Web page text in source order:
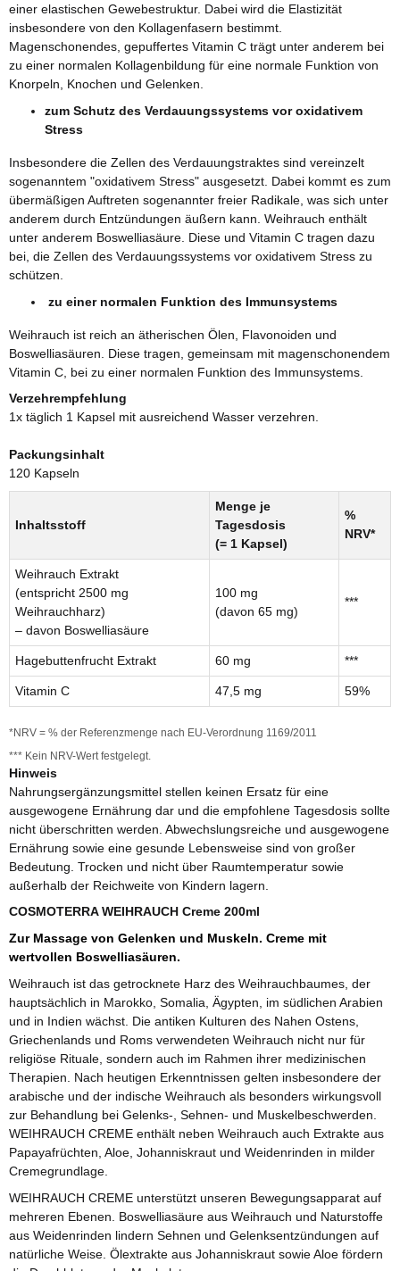
einer elastischen Gewebestruktur. Dabei wird die Elastizität
insbesondere von den Kollagenfasern bestimmt.
Magenschonendes, gepuffertes Vitamin C trägt unter anderem bei
zu einer normalen Kollagenbildung für eine normale Funktion von
Knorpeln, Knochen und Gelenken.
zum Schutz des Verdauungssystems vor oxidativem
Stress
Insbesondere die Zellen des Verdauungstraktes sind vereinzelt
sogenanntem "oxidativem Stress" ausgesetzt. Dabei kommt es zum
übermäßigen Auftreten sogenannter freier Radikale, was sich unter
anderem durch Entzündungen äußern kann. Weihrauch enthält
unter anderem Boswelliasäure. Diese und Vitamin C tragen dazu
bei, die Zellen des Verdauungssystems vor oxidativem Stress zu
schützen.
zu einer normalen Funktion des Immunsystems
Weihrauch ist reich an ätherischen Ölen, Flavonoiden und
Boswelliasäuren. Diese tragen, gemeinsam mit magenschonendem
Vitamin C, bei zu einer normalen Funktion des Immunsystems.
Verzehrempfehlung
1x täglich 1 Kapsel mit ausreichend Wasser verzehren.
Packungsinhalt
120 Kapseln
Inhaltsstoff
Menge je
Tagesdosis
(= 1 Kapsel)
%
NRV*
Weihrauch Extrakt
(entspricht 2500 mg
Weihrauchharz)
– davon Boswelliasäure
100 mg
(davon 65 mg)
***
Hagebuttenfrucht Extrakt 60 mg ***
Vitamin C 47,5 mg 59%
*NRV = % der Referenzmenge nach EU-Verordnung 1169/2011
*** Kein NRV-Wert festgelegt.
Hinweis
Nahrungsergänzungsmittel stellen keinen Ersatz für eine
ausgewogene Ernährung dar und die empfohlene Tagesdosis sollte
nicht überschritten werden. Abwechslungsreiche und ausgewogene
Ernährung sowie eine gesunde Lebensweise sind von großer
Bedeutung. Trocken und nicht über Raumtemperatur sowie
außerhalb der Reichweite von Kindern lagern.
COSMOTERRA WEIHRAUCH Creme 200ml
Zur Massage von Gelenken und Muskeln. Creme mit
wertvollen Boswelliasäuren.
Weihrauch ist das getrocknete Harz des Weihrauchbaumes, der
hauptsächlich in Marokko, Somalia, Ägypten, im südlichen Arabien
und in Indien wächst. Die antiken Kulturen des Nahen Ostens,
Griechenlands und Roms verwendeten Weihrauch nicht nur für
religiöse Rituale, sondern auch im Rahmen ihrer medizinischen
Therapien. Nach heutigen Erkenntnissen gelten insbesondere der
arabische und der indische Weihrauch als besonders wirkungsvoll
zur Behandlung bei Gelenks-, Sehnen- und Muskelbeschwerden.
WEIHRAUCH CREME enthält neben Weihrauch auch Extrakte aus
Papayafrüchten, Aloe, Johanniskraut und Weidenrinden in milder
Cremegrundlage.
WEIHRAUCH CREME unterstützt unseren Bewegungsapparat auf
mehreren Ebenen. Boswelliasäure aus Weihrauch und Naturstoffe
aus Weidenrinden lindern Sehnen und Gelenksentzündungen auf
natürliche Weise. Ölextrakte aus Johanniskraut sowie Aloe fördern